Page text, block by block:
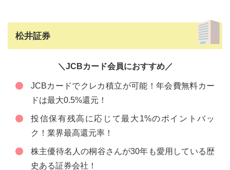
松井証券
＼JCBカード会員におすすめ／
JCBカードでクレカ積立が可能！年会費無料カー
ドは最大0.5%還元！
投信保有残高に応じて最大1%のポイントバッ
ク！業界最高還元率！
株主優待名人の桐谷さんが30年も愛用している歴
史ある証券会社！